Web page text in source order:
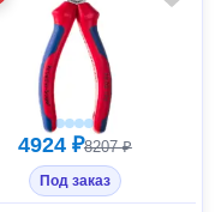
4924 ₽8207 ₽
Под заказ